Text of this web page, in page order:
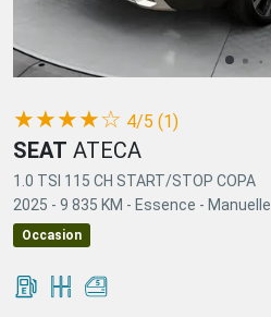
(*)
★
(*)★
(*) ★
(*) ★
( ) ☆ 4/5 (1)
SEAT ATECA
1.0 TSI 115 CH START/STOP COPA
2025 - 9 835 KM - Essence - Manuelle
Occasion